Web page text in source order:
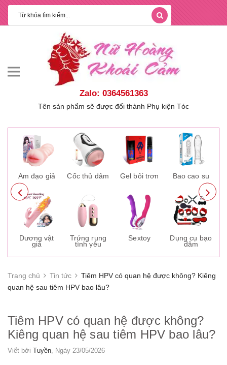
Zalo: 0364561363
Tên sản phẩm sẽ được đổi thành Phụ kiện Tóc
Âm đạo giả
Dương vật
giả
Cốc thủ dâm
Trứng rung
tình yêu
Gel bôi trơn
Sextoy
Bao cao su
Dụng cụ bạo
dâm
Trang chủ Tin tức
Tiêm HPV có quan hệ được không? Kiêng
quan hệ sau tiêm HPV bao lâu?
Tiêm HPV có quan hệ được không?
Kiêng quan hệ sau tiêm HPV bao lâu?
Viết bởi Tuyền , Ngày 23/05/2026